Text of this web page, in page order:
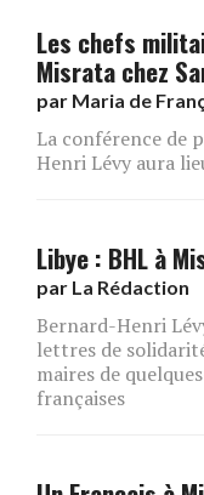
Les chefs
Misrata chez
par Maria de
La conférence de
Henri Lévy aura
Libye : BHL à
par La Rédaction
Bernard-Henri
lettres de
maires de
françaises